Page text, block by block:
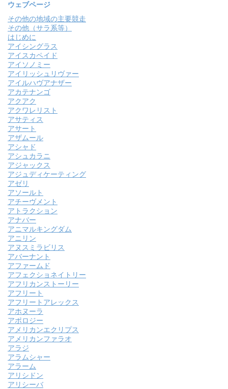
ウェブページ
その他の地域の主要競走
その他（サラ系等）
はじめに
アイシングラス
アイスカペイド
アイソノミー
アイリッシュリヴァー
アイルハヴアナザー
アカテナンゴ
アクアク
アクワレリスト
アサティス
アサート
アザムール
アシャド
アシュカラニ
アジャックス
アジュディケーティング
アゼリ
アソールト
アチーヴメント
アトラクション
アナバー
アニマルキングダム
アニリン
アヌスミラビリス
アバーナント
アファームド
アフェクショネイトリー
アフリカンストーリー
アフリート
アフリートアレックス
アホヌーラ
アポロジー
アメリカンエクリプス
アメリカンファラオ
アラジ
アラムシャー
アラーム
アリシドン
アリシーバ